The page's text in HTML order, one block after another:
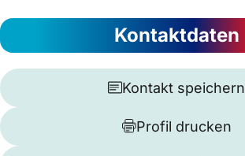
Kontaktdaten
Kontakt speichern
Profil drucken